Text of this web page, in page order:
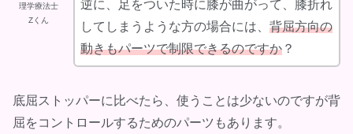
理学療法士
Zくん
逆に、足をついた時に膝が曲がって、膝折れ
してしまうような方の場合には、 背屈方向の
動きもパーツで制限できるのですか？
底屈ストッパーに比べたら、使うことは少ないのですが背
屈をコントロールするためのパーツもあります。